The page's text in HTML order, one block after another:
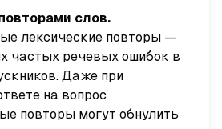
слов.
лексические повторы —
частых речевых ошибок в
Даже при
на вопрос
повторы могут обнулить